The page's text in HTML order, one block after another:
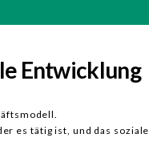
Entwicklung
es tätig ist, und das soziale